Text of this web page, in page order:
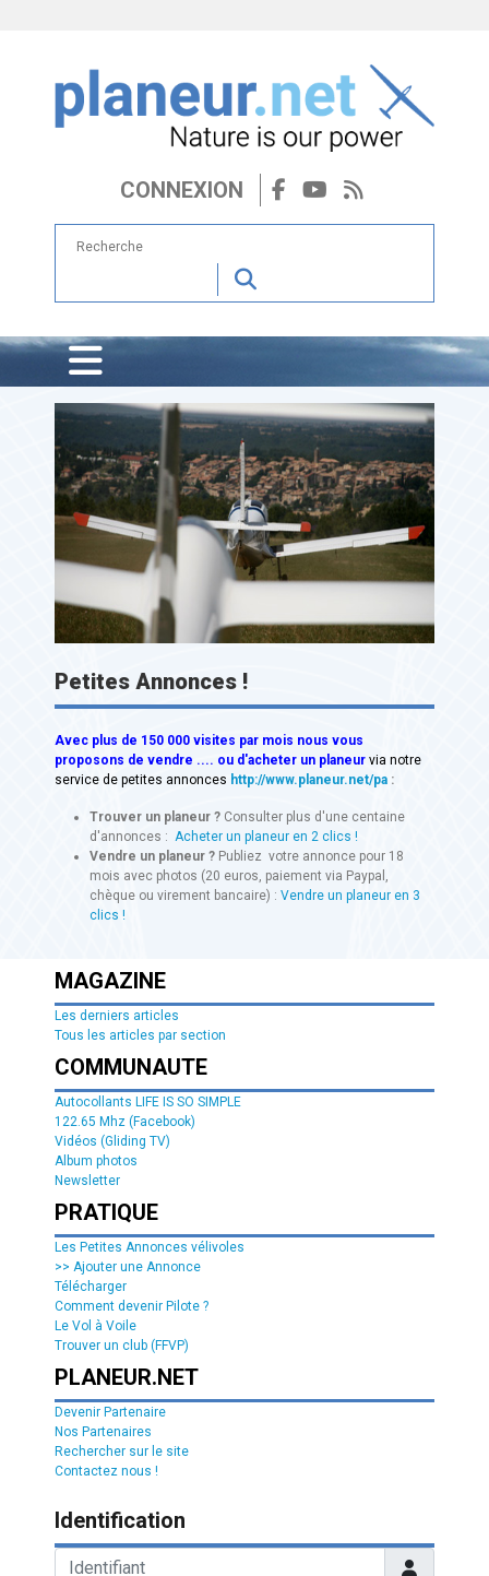
CONNEXION
Petites Annonces !
Avec plus de 150 000 visites par mois nous vous
proposons de vendre .... ou d'acheter un planeur via notre
service de petites annonces http://www.planeur.net/pa :
Trouver un planeur ? Consulter plus d'une centaine
d'annonces : Acheter un planeur en 2 clics !
Vendre un planeur ? Publiez votre annonce pour 18
mois avec photos (20 euros, paiement via Paypal,
chèque ou virement bancaire) : Vendre un planeur en 3
clics !
MAGAZINE
Les derniers articles
Tous les articles par section
COMMUNAUTE
Autocollants LIFE IS SO SIMPLE
122.65 Mhz (Facebook)
Vidéos (Gliding TV)
Album photos
Newsletter
PRATIQUE
Les Petites Annonces vélivoles
>> Ajouter une Annonce
Télécharger
Comment devenir Pilote ?
Le Vol à Voile
Trouver un club (FFVP)
PLANEUR.NET
Devenir Partenaire
Nos Partenaires
Rechercher sur le site
Contactez nous !
Identification
Identifiant